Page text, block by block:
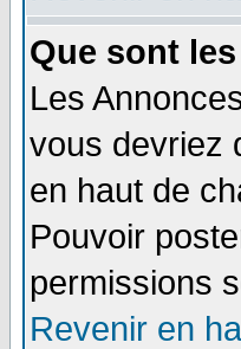
Que sont
Les
vous devriez
en haut de
Pouvoir
permissions
Revenir en